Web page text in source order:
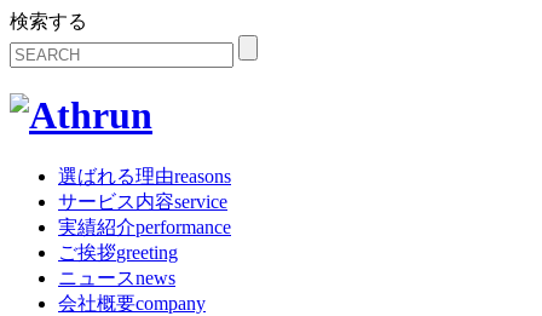
検索する
選ばれる理由reasons
サービス内容service
実績紹介performance
ご挨拶greeting
ニュースnews
会社概要company